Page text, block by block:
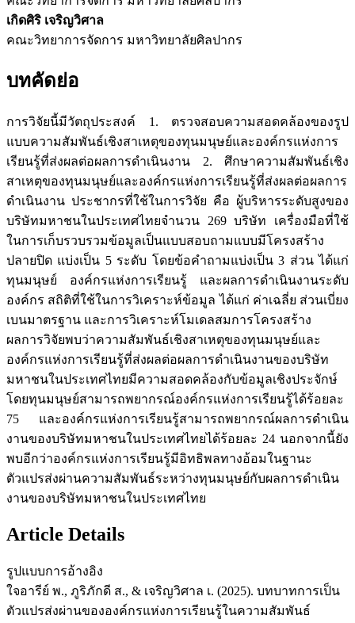
เกิดศิริ เจริญวิศาล
คณะวิทยาการจัดการ มหาวิทยาลัยศิลปากร
บทคัดย่อ
การวิจัยนี้มีวัตถุประสงค์ 1. ตรวจสอบความสอดคล้องของรูป
แบบความสัมพันธ์เชิงสาเหตุของทุนมนุษย์และองค์กรแห่งการ
เรียนรู้ที่ส่งผลต่อผลการดำเนินงาน 2. ศึกษาความสัมพันธ์เชิง
สาเหตุของทุนมนุษย์และองค์กรแห่งการเรียนรู้ที่ส่งผลต่อผลการ
ดำเนินงาน ประชากรที่ใช้ในการวิจัย คือ ผู้บริหารระดับสูงของ
บริษัทมหาชนในประเทศไทยจำนวน 269 บริษัท เครื่องมือที่ใช้
ในการเก็บรวบรวมข้อมูลเป็นแบบสอบถามแบบมีโครงสร้าง
ปลายปิด แบ่งเป็น 5 ระดับ โดยข้อคำถามแบ่งเป็น 3 ส่วน ได้แก่
ทุนมนุษย์ องค์กรแห่งการเรียนรู้ และผลการดำเนินงานระดับ
องค์กร สถิติที่ใช้ในการวิเคราะห์ข้อมูล ได้แก่ ค่าเฉลี่ย ส่วนเบี่ยง
เบนมาตรฐาน และการวิเคราะห์โมเดลสมการโครงสร้าง
ผลการวิจัยพบว่าความสัมพันธ์เชิงสาเหตุของทุนมนุษย์และ
องค์กรแห่งการเรียนรู้ที่ส่งผลต่อผลการดำเนินงานของบริษัท
มหาชนในประเทศไทยมีความสอดคล้องกับข้อมูลเชิงประจักษ์
โดยทุนมนุษย์สามารถพยากรณ์องค์กรแห่งการเรียนรู้ได้ร้อยละ
75 และองค์กรแห่งการเรียนรู้สามารถพยากรณ์ผลการดำเนิน
งานของบริษัทมหาชนในประเทศไทยได้ร้อยละ 24 นอกจากนี้ยัง
พบอีกว่าองค์กรแห่งการเรียนรู้มีอิทธิพลทางอ้อมในฐานะ
ตัวแปรส่งผ่านความสัมพันธ์ระหว่างทุนมนุษย์กับผลการดำเนิน
งานของบริษัทมหาชนในประเทศไทย
Article Details
รูปแบบการอ้างอิง
ใจอารีย์ พ., ภูริภักดี ส., & เจริญวิศาล เ. (2025). บทบาทการเป็น
ตัวแปรส่งผ่านขององค์กรแห่งการเรียนรู้ในความสัมพันธ์